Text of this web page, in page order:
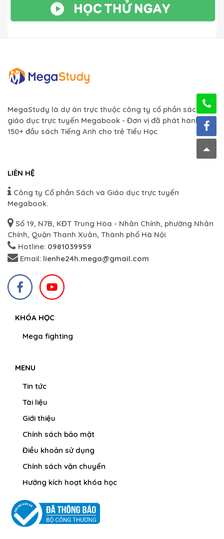
MegaStudy là dự án trực thuộc công ty cổ phần sách và
giáo dục trực tuyến Megabook - Đơn vị đã phát hành hơn
150+ đầu sách Tiếng Anh cho trẻ Tiểu Học
LIÊN HỆ
Công ty Cổ phần Sách và Giáo dục trực tuyến
Megabook.
Số 19, N7B, KĐT Trung Hòa - Nhân Chính, phường Nhân
Chính, Quận Thanh Xuân, Thành phố Hà Nội.
Hotline: 0981039959
Email: lienhe24h.mega@gmail.com
KHÓA HỌC
Mega fighting
MENU
Tin tức
Tài liệu
Giới thiệu
Chính sách bảo mật
Điều khoản sử dụng
Chính sách vận chuyển
Hướng kích hoạt khóa học